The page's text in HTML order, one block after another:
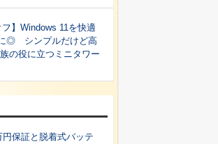
フ】Windows 11を快適
◎ シンプルだけど高
の役に立つミニタワー
円保証と脱着式バッテ